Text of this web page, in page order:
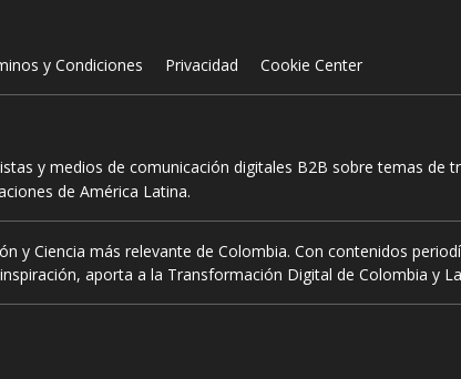
y Condiciones Privacidad Cookie Center
y medios de comunicación digitales B2B sobre temas de
de América Latina.
y Ciencia más relevante de Colombia. Con contenidos
aporta a la Transformación Digital de Colombia y